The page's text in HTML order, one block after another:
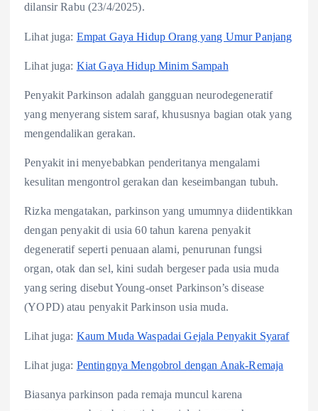
dilansir Rabu (23/4/2025).
Lihat juga: Empat Gaya Hidup Orang yang Umur Panjang
Lihat juga: Kiat Gaya Hidup Minim Sampah
Penyakit Parkinson adalah gangguan neurodegeneratif
yang menyerang sistem saraf, khususnya bagian otak yang
mengendalikan gerakan.
Penyakit ini menyebabkan penderitanya mengalami
kesulitan mengontrol gerakan dan keseimbangan tubuh.
Rizka mengatakan, parkinson yang umumnya diidentikkan
dengan penyakit di usia 60 tahun karena penyakit
degeneratif seperti penuaan alami, penurunan fungsi
organ, otak dan sel, kini sudah bergeser pada usia muda
yang sering disebut Young-onset Parkinson’s disease
(YOPD) atau penyakit Parkinson usia muda.
Lihat juga: Kaum Muda Waspadai Gejala Penyakit Syaraf
Lihat juga: Pentingnya Mengobrol dengan Anak-Remaja
Biasanya parkinson pada remaja muncul karena